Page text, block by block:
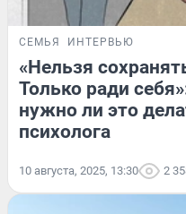
СЕМЬЯ ИНТЕРВЬЮ
«Нельзя
Только ради
нужно ли это
психолога
10 августа, 2025, 13:30 2